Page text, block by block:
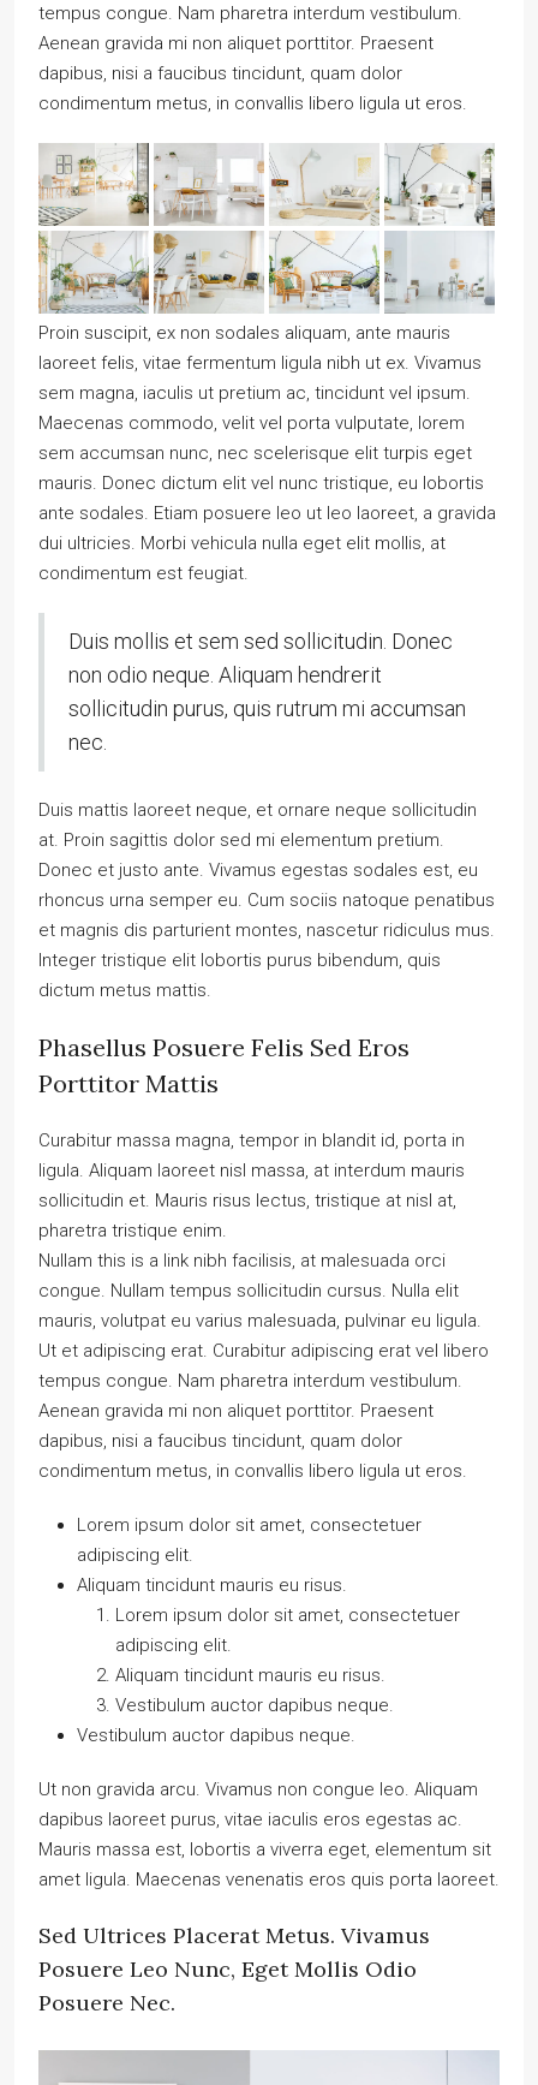
tempus congue. Nam pharetra interdum vestibulum.
Aenean gravida mi non aliquet porttitor. Praesent
dapibus, nisi a faucibus tincidunt, quam dolor
condimentum metus, in convallis libero ligula ut eros.
Proin suscipit, ex non sodales aliquam, ante mauris
laoreet felis, vitae fermentum ligula nibh ut ex. Vivamus
sem magna, iaculis ut pretium ac, tincidunt vel ipsum.
Maecenas commodo, velit vel porta vulputate, lorem
sem accumsan nunc, nec scelerisque elit turpis eget
mauris. Donec dictum elit vel nunc tristique, eu lobortis
ante sodales. Etiam posuere leo ut leo laoreet, a gravida
dui ultricies. Morbi vehicula nulla eget elit mollis, at
condimentum est feugiat.
Duis mollis et sem sed sollicitudin. Donec
non odio neque. Aliquam hendrerit
sollicitudin purus, quis rutrum mi accumsan
nec.
Duis mattis laoreet neque, et ornare neque sollicitudin
at. Proin sagittis dolor sed mi elementum pretium.
Donec et justo ante. Vivamus egestas sodales est, eu
rhoncus urna semper eu. Cum sociis natoque penatibus
et magnis dis parturient montes, nascetur ridiculus mus.
Integer tristique elit lobortis purus bibendum, quis
dictum metus mattis.
Phasellus Posuere Felis Sed Eros
Porttitor Mattis
Curabitur massa magna, tempor in blandit id, porta in
ligula. Aliquam laoreet nisl massa, at interdum mauris
sollicitudin et. Mauris risus lectus, tristique at nisl at,
pharetra tristique enim.
Nullam this is a link nibh facilisis, at malesuada orci
congue. Nullam tempus sollicitudin cursus. Nulla elit
mauris, volutpat eu varius malesuada, pulvinar eu ligula.
Ut et adipiscing erat. Curabitur adipiscing erat vel libero
tempus congue. Nam pharetra interdum vestibulum.
Aenean gravida mi non aliquet porttitor. Praesent
dapibus, nisi a faucibus tincidunt, quam dolor
condimentum metus, in convallis libero ligula ut eros.
Lorem ipsum dolor sit amet, consectetuer
adipiscing elit.
Aliquam tincidunt mauris eu risus.
Lorem ipsum dolor sit amet, consectetuer
adipiscing elit.
Aliquam tincidunt mauris eu risus.
Vestibulum auctor dapibus neque.
Vestibulum auctor dapibus neque.
Ut non gravida arcu. Vivamus non congue leo. Aliquam
dapibus laoreet purus, vitae iaculis eros egestas ac.
Mauris massa est, lobortis a viverra eget, elementum sit
amet ligula. Maecenas venenatis eros quis porta laoreet.
Sed Ultrices Placerat Metus. Vivamus
Posuere Leo Nunc, Eget Mollis Odio
Posuere Nec.